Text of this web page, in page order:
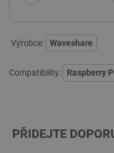
Výrobce: Waveshare
Compatibility: Raspberry
PŘIDEJTE